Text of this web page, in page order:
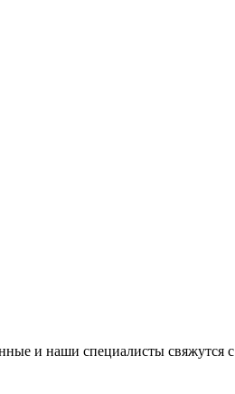
и наши специалисты